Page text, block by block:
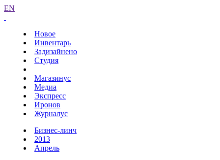
EN
Новое
Инвентарь
Задизайнено
Студия
Магазинус
Медиа
Экспресс
Иронов
Журналус
Бизнес-линч
2013
Апрель